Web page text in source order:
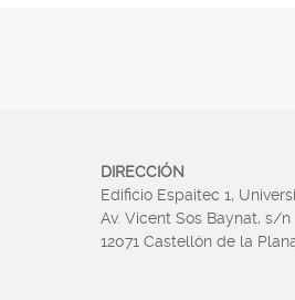
DIRECCIÓN
Edificio Espaitec 1,
Av. Vicent Sos Baynat, s/n
12071 Castellón de la